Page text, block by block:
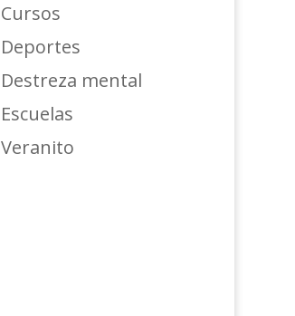
Cursos
Deportes
Destreza mental
Escuelas
Veranito